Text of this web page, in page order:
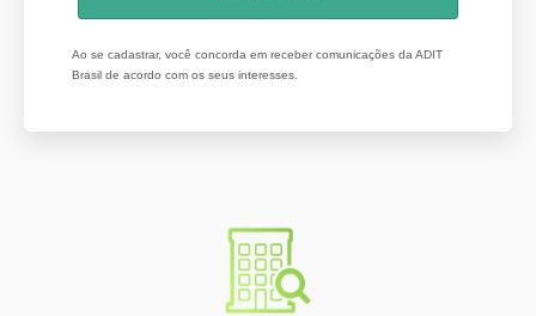
Ao se cadastrar, você concorda em receber comunicações da ADIT
Brasil de acordo com os seus interesses.